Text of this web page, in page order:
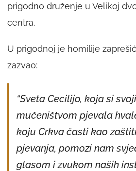
prigodno druženje u Velikoj
centra.
U prigodnoj je homilije
zazvao:
“Sveta Cecilijo, koja si
mučeništvom pjevala
koju Crkva časti kao
pjevanja, pomozi nam
glasom i zvukom naših